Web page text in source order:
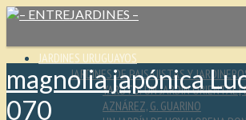
JARDINES URUGUAYOS
JARDINES DE PAISAJISTAS Y
YARUTO: UN JARDÍN ORIENTAL |
AZNÁREZ, G. GUARINO
magnolia japónica
070